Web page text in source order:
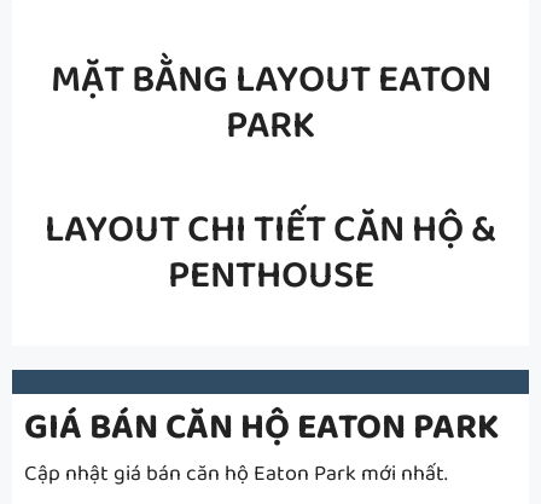
MẶT BẰNG LAYOUT EATON
PARK
LAYOUT CHI TIẾT CĂN HỘ &
PENTHOUSE
GIÁ BÁN CĂN HỘ EATON PARK
Cập nhật giá bán căn hộ Eaton Park mới nhất.